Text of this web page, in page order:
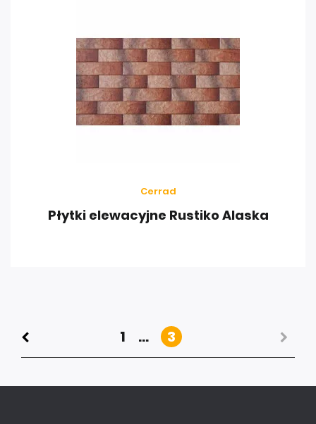
Cerrad
Płytki elewacyjne Rustiko Alaska
1 ... 3